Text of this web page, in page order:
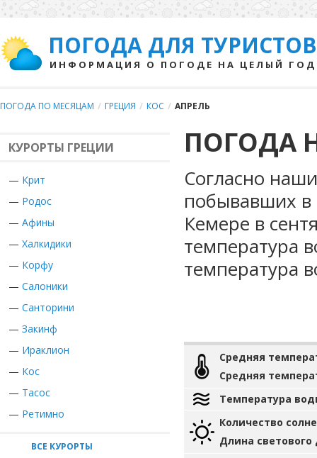
ПОГОДА ДЛЯ ТУРИСТОВ
ИНФОРМАЦИЯ О ПОГОДЕ НА ЦЕЛЫЙ ГОД
ПОГОДА ПО МЕСЯЦАМ / ГРЕЦИЯ / КОС / АПРЕЛЬ
КУРОРТЫ ГРЕЦИИ
— Крит
— Родос
— Афины
— Халкидики
— Корфу
— Салоники
— Санторини
— Закинф
— Ираклион
— Кос
— Тасос
— Ретимно
ВСЕ КУРОРТЫ
ПОГОДА
Согласно
побывавших в
Кемере в
температура
температура
Средняя
Средняя
Температура
Количество
Длина светового